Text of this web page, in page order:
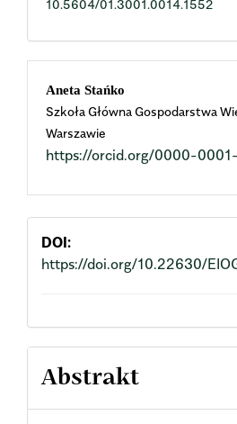
10.5604/01.3001.0014.1552
Main
Article
Content
Aneta Stańko
Szkoła Główna Gospodarstwa
Warszawie
https://orcid.org/0000-
DOI:
https://doi.org/10.22630/
Abstrakt